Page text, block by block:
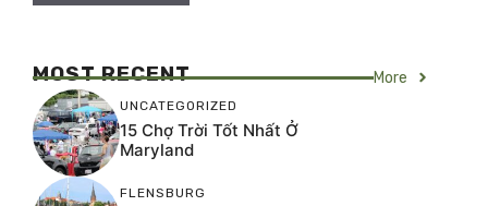
MOST RECENT More
UNCATEGORIZED
15 Chợ Trời Tốt Nhất Ở
Maryland
FLENSBURG